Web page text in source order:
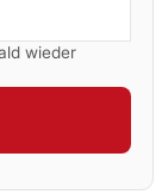
wieder